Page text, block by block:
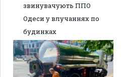
звинувачують ППО
Одеси у влучаннях по
будинках